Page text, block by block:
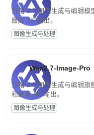
万相 2.7 图像生成与编辑模
最高 2K 输出。
图像生成与处理
Wan2.7-Image-Pro
万相 2.7 图像生成与编辑旗
和最高 4K 输出。
图像生成与处理